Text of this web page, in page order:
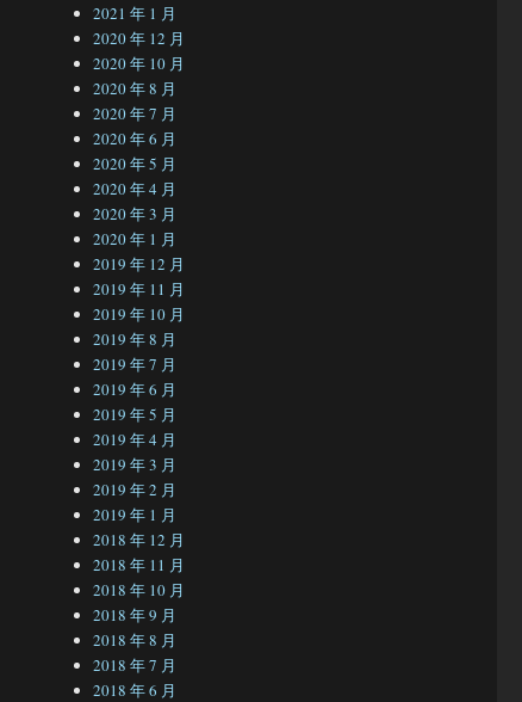
2021 年 1 月
2020 年 12 月
2020 年 10 月
2020 年 8 月
2020 年 7 月
2020 年 6 月
2020 年 5 月
2020 年 4 月
2020 年 3 月
2020 年 1 月
2019 年 12 月
2019 年 11 月
2019 年 10 月
2019 年 8 月
2019 年 7 月
2019 年 6 月
2019 年 5 月
2019 年 4 月
2019 年 3 月
2019 年 2 月
2019 年 1 月
2018 年 12 月
2018 年 11 月
2018 年 10 月
2018 年 9 月
2018 年 8 月
2018 年 7 月
2018 年 6 月